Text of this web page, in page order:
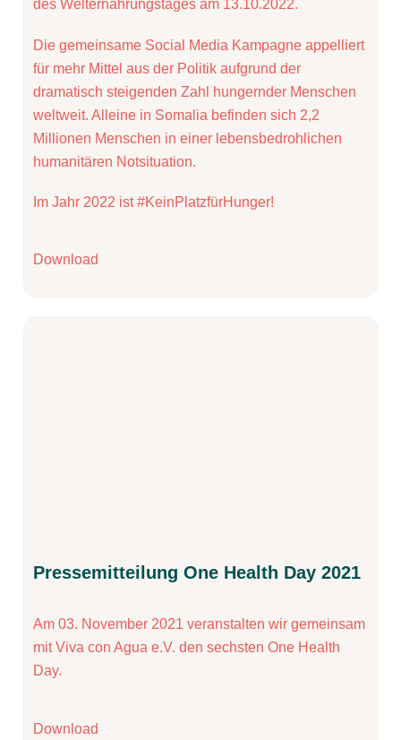
des Welternährungstages am 13.10.2022.
Die gemeinsame Social Media Kampagne appelliert
für mehr Mittel aus der Politik aufgrund der
dramatisch steigenden Zahl hungernder Menschen
weltweit. Alleine in Somalia befinden sich 2,2
Millionen Menschen in einer lebensbedrohlichen
humanitären Notsituation.
Im Jahr 2022 ist #KeinPlatzfürHunger!
Download
Pressemitteilung One Health Day 2021
Am 03. November 2021 veranstalten wir gemeinsam
mit Viva con Agua e.V. den sechsten One Health
Day.
Download